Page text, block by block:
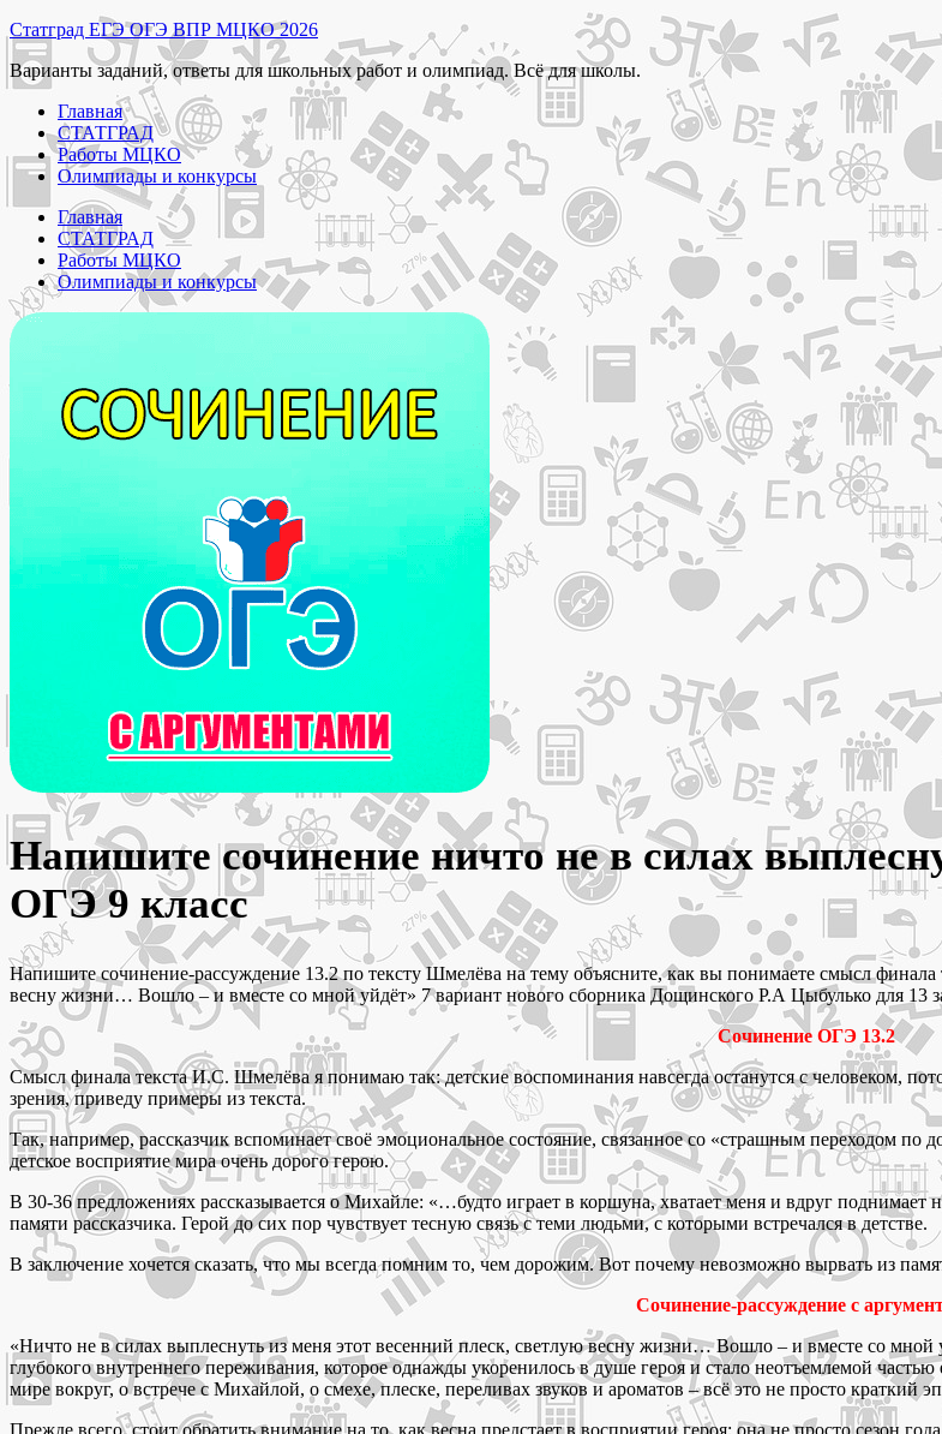
Перейти
к
содержимому
Статград ЕГЭ ОГЭ ВПР МЦКО 2026
Варианты заданий, ответы для школьных работ и олимпиад. Всё для школы.
Главная
СТАТГРАД
Работы МЦКО
Олимпиады и конкурсы
Главная
СТАТГРАД
Работы МЦКО
Олимпиады и конкурсы
Напишите сочинение ничто не в силах
ОГЭ 9 класс
Напишите сочинение-рассуждение 13.2 по тексту Шмелёва на тему объясните, как вы понимаете смысл
весну жизни… Вошло – и вместе со мной уйдёт» 7 вариант нового сборника Дощинского Р.А Цыбулько для 13
Сочинение ОГЭ 13.2
Смысл финала текста И.С. Шмелёва я понимаю так: детские воспоминания навсегда останутся с человеком,
зрения, приведу примеры из текста.
Так, например, рассказчик вспоминает своё эмоциональное состояние, связанное со «страшным переходом по
детское восприятие мира очень дорого герою.
В 30-36 предложениях рассказывается о Михайле: «…будто играет в коршуна, хватает меня и вдруг
памяти рассказчика. Герой до сих пор чувствует тесную связь с теми людьми, с которыми встречался в детстве.
В заключение хочется сказать, что мы всегда помним то, чем дорожим. Вот почему невозможно вырвать из
Сочинение-рассуждение с
«Ничто не в силах выплеснуть из меня этот весенний плеск, светлую весну жизни… Вошло – и вместе со мной
глубокого внутреннего переживания, которое однажды укоренилось в душе героя и стало неотъемлемой
мире вокруг, о встрече с Михайлой, о смехе, плеске, переливах звуков и ароматов – всё это не просто краткий
Прежде всего, стоит обратить внимание на то, как весна предстает в восприятии героя: она не просто сезон